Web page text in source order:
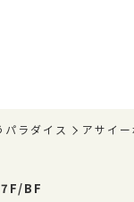
パラダイス アサイ
7F/BF